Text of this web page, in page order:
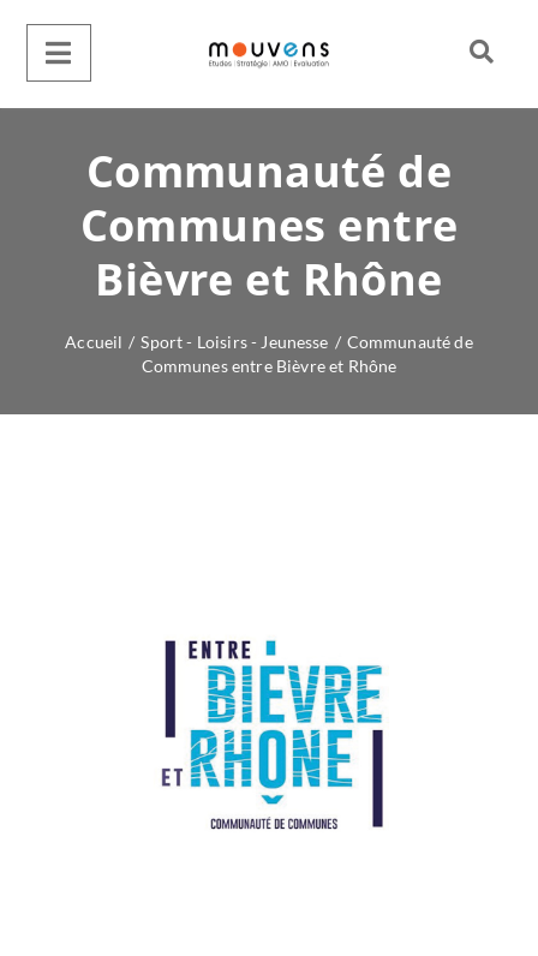
Communauté de
Communes entre
Bièvre et Rhône
Accueil / Sport - Loisirs - Jeunesse / Communauté de
Communes entre Bièvre et Rhône